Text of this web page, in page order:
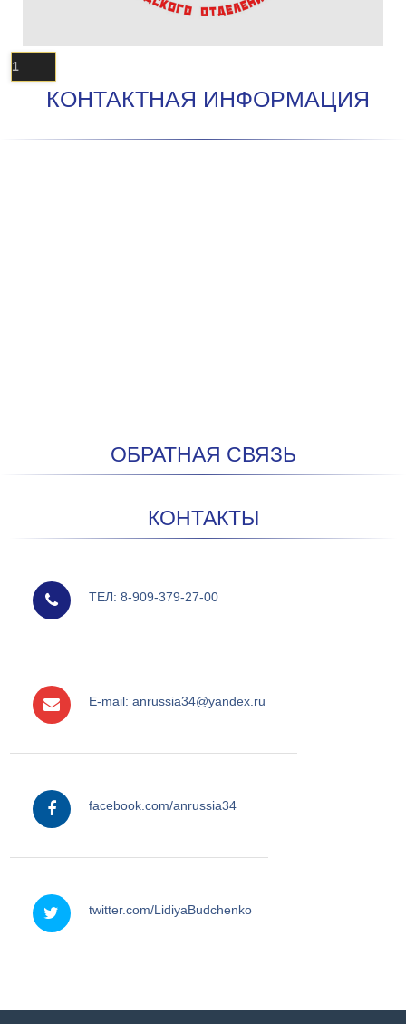
1
КОНТАКТНАЯ ИНФОРМАЦИЯ
ОБРАТНАЯ СВЯЗЬ
КОНТАКТЫ
ТЕЛ: 8-909-379-27-00
E-mail: anrussia34@yandex.ru
facebook.com/anrussia34
twitter.com/LidiyaBudchenko